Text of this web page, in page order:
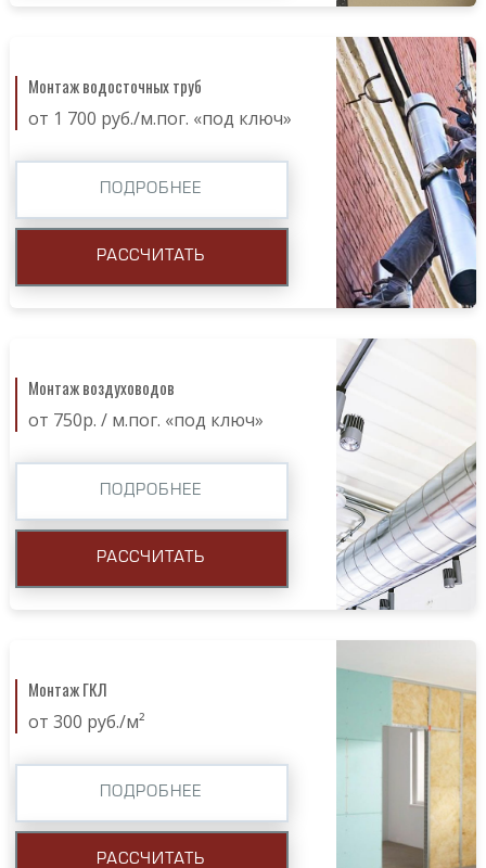
Монтаж водосточных труб
от 1 700 руб./м.пог. «под ключ»
ПОДРОБНЕЕ
РАССЧИТАТЬ
Монтаж воздуховодов
от 750р. / м.пог. «под ключ»
ПОДРОБНЕЕ
РАССЧИТАТЬ
Монтаж ГКЛ
от 300 руб./м²
ПОДРОБНЕЕ
РАССЧИТАТЬ